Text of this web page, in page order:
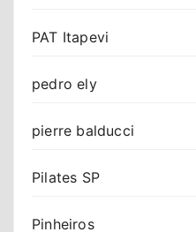
PAT Itapevi
pedro ely
pierre balducci
Pilates SP
Pinheiros